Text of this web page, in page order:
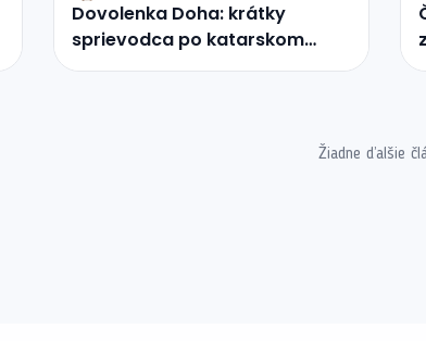
Dovolenka Doha: krátky
sprievodca po katarskom
oriente
Žiadne ďalšie